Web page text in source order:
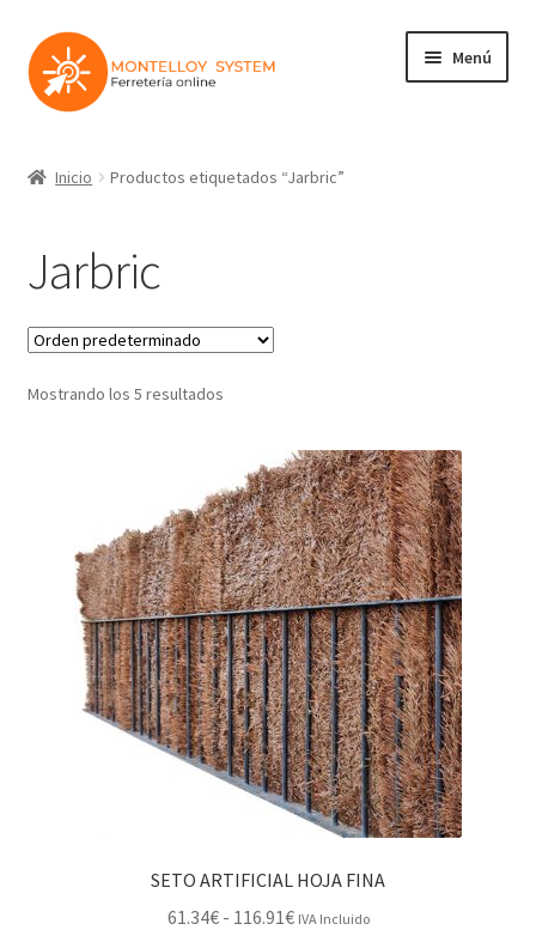
Ir
a
la
Ir
al
contenido
Menú
Jardin y Terraza
Maquinaria
Protección Laboral
Inicio Productos etiquetados “Jarbric”
Jarbric
Mostrando los 5 resultados
SETO ARTIFICIAL HOJA FINA
61.34€ - 116.91€Rango
IVA Incluido